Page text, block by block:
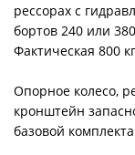
рессорах с
бортов 240 или
Фактическая 800
Опорное колесо,
кронштейн
базовой